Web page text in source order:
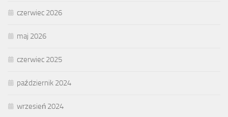
czerwiec 2026
maj 2026
czerwiec 2025
październik 2024
wrzesień 2024